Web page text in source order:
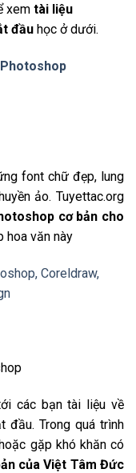
xem tài liệu
đầu học ở dưới.
font chữ đẹp, lung
ảo. Tuyettac.org
cơ bản cho
hoa văn này
Coreldraw,
các bạn tài liệu về
đầu. Trong quá trình
gặp khó khăn có
của Việt Tâm Đức